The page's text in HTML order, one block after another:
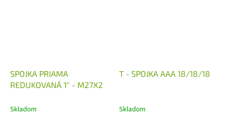
SPOJKA PRIAMA
REDUKOVANÁ 1" - M27X2
Skladom
T - SPOJKA AAA 18/18/18
Skladom